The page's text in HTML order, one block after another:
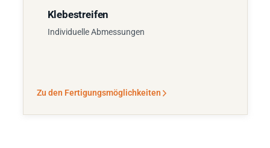
Klebestreifen
Individuelle Abmessungen
Zu den Fertigungsmöglichkeiten